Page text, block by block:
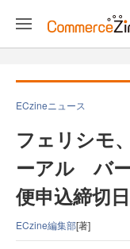
ECzineニュース
フェリシモ
ーアル バ
便申込締切
ECzine編集部[著]